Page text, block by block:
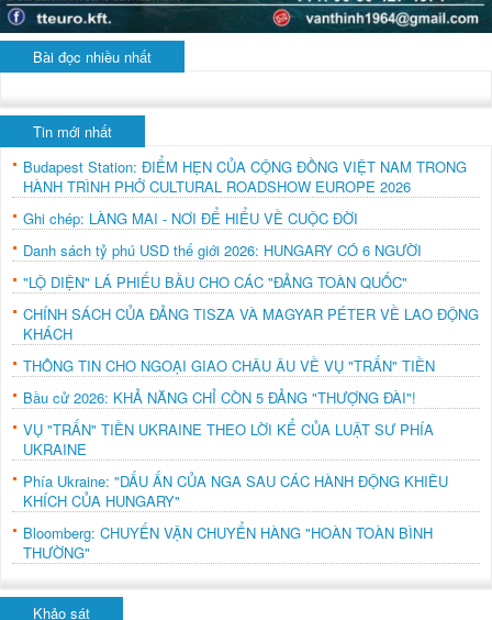
Bài đọc nhiều nhất
Tin mới nhất
Budapest Station: ĐIỂM HẸN CỦA CỘNG ĐỒNG VIỆT NAM TRONG
HÀNH TRÌNH PHỞ CULTURAL ROADSHOW EUROPE 2026
Ghi chép: LÀNG MAI - NƠI ĐỂ HIỂU VỀ CUỘC ĐỜI
Danh sách tỷ phú USD thế giới 2026: HUNGARY CÓ 6 NGƯỜI
"LỘ DIỆN" LÁ PHIẾU BẦU CHO CÁC "ĐẢNG TOÀN QUỐC"
CHÍNH SÁCH CỦA ĐẢNG TISZA VÀ MAGYAR PÉTER VỀ LAO ĐỘNG
KHÁCH
THÔNG TIN CHO NGOẠI GIAO CHÂU ÂU VỀ VỤ "TRẤN" TIỀN
Bầu cử 2026: KHẢ NĂNG CHỈ CÒN 5 ĐẢNG "THƯỢNG ĐÀI"!
VỤ "TRẤN" TIỀN UKRAINE THEO LỜI KỂ CỦA LUẬT SƯ PHÍA
UKRAINE
Phía Ukraine: "DẤU ẤN CỦA NGA SAU CÁC HÀNH ĐỘNG KHIÊU
KHÍCH CỦA HUNGARY"
Bloomberg: CHUYẾN VẬN CHUYỂN HÀNG "HOÀN TOÀN BÌNH
THƯỜNG"
Khảo sát